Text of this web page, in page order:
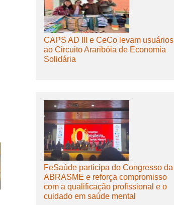
CAPS AD III e CeCo levam usuários
ao Circuito Araribóia de Economia
Solidária
FeSaúde participa do Congresso da
ABRASME e reforça compromisso
com a qualificação profissional e o
cuidado em saúde mental